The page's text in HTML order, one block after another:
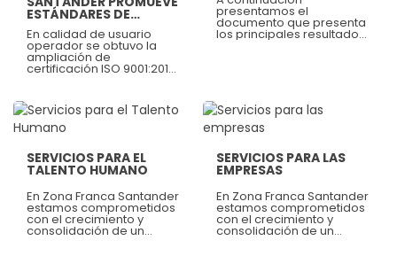
ESTÁNDARES DE
EXCELENCIA
En calidad de usuario
operador se obtuvo la
ampliación de
certificación ISO 9001:2015
Zona Franca Palermo.
presentamos el
documento que presenta
los principales resultados,
avances y logros de la
Ver más
SERVICIOS PARA EL
TALENTO HUMANO
En Zona Franca Santander
estamos comprometidos
con el crecimiento y
consolidación de un
Ver más
SERVICIOS PARA LAS
EMPRESAS
En Zona Franca Santander
estamos comprometidos
con el crecimiento y
consolidación de un